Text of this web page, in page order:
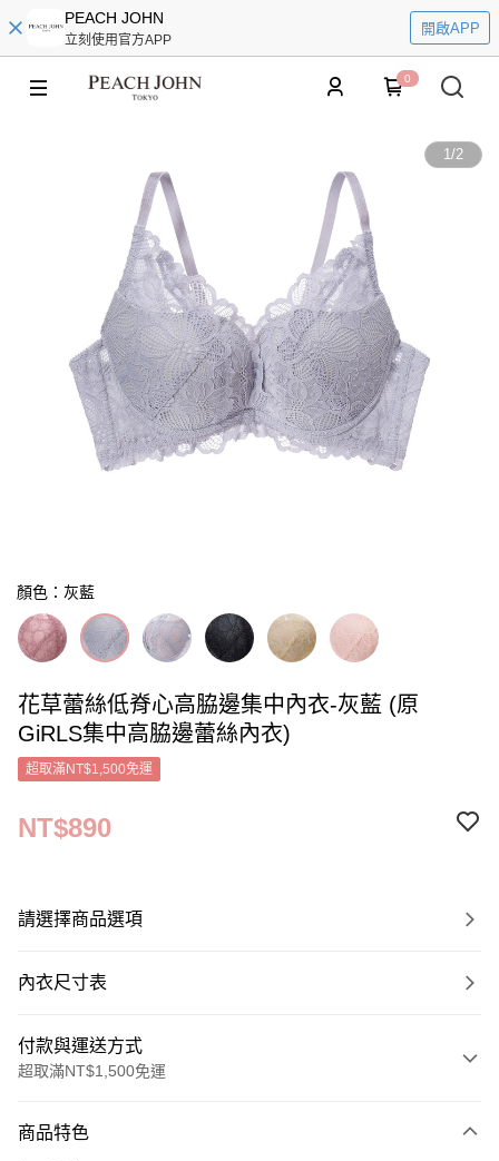
PEACH JOHN
立刻使用官方APP
開啟APP
0
1/2
顏色：灰藍
花草蕾絲低脊心高脇邊集中內衣-灰藍 (原
GiRLS集中高脇邊蕾絲內衣)
超取滿NT$1,500免運
NT$890
請選擇商品選項
內衣尺寸表
付款與運送方式
超取滿NT$1,500免運
信用卡一次付款
商品特色